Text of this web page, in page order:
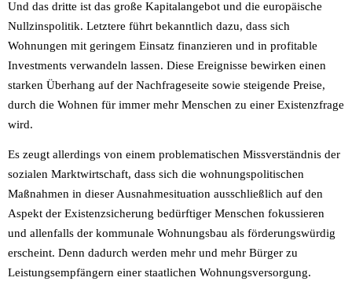
Und das dritte ist das große Kapitalangebot und die europäische
Nullzinspolitik. Letztere führt bekanntlich dazu, dass sich
Wohnungen mit geringem Einsatz finanzieren und in profitable
Investments verwandeln lassen. Diese Ereignisse bewirken einen
starken Überhang auf der Nachfrageseite sowie steigende Preise,
durch die Wohnen für immer mehr Menschen zu einer Existenzfrage
wird.
Es zeugt allerdings von einem problematischen Missverständnis der
sozialen Marktwirtschaft, dass sich die wohnungspolitischen
Maßnahmen in dieser Ausnahmesituation ausschließlich auf den
Aspekt der Existenzsicherung bedürftiger Menschen fokussieren
und allenfalls der kommunale Wohnungsbau als förderungswürdig
erscheint. Denn dadurch werden mehr und mehr Bürger zu
Leistungsempfängern einer staatlichen Wohnungsversorgung.